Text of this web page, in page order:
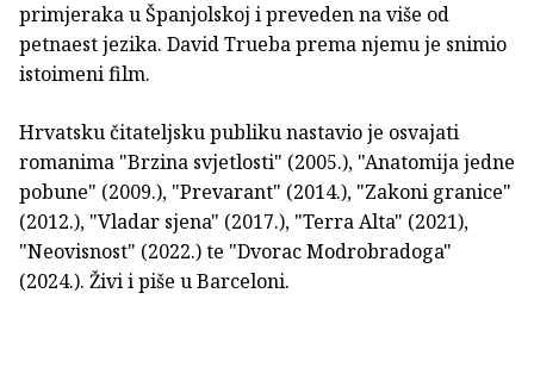
primjeraka u Španjolskoj i preveden na više od
petnaest jezika. David Trueba prema njemu je snimio
istoimeni film.
Hrvatsku čitateljsku publiku nastavio je osvajati
romanima "Brzina svjetlosti" (2005.), "Anatomija jedne
pobune" (2009.), "Prevarant" (2014.), "Zakoni granice"
(2012.), "Vladar sjena" (2017.), "Terra Alta" (2021),
"Neovisnost" (2022.) te "Dvorac Modrobradoga"
(2024.). Živi i piše u Barceloni.